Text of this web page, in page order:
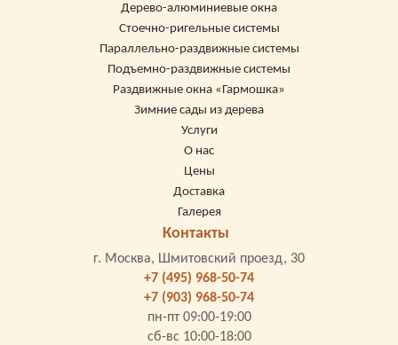
Дерево-алюминиевые окна
Стоечно-ригельные системы
Параллельно-раздвижные системы
Подъемно-раздвижные системы
Раздвижные окна «Гармошка»
Зимние сады из дерева
Услуги
О нас
Цены
Доставка
Галерея
Контакты
г. Москва, Шмитовский проезд, 30
+7 (495) 968-50-74
+7 (903) 968-50-74
пн-пт 09:00-19:00
сб-вс 10:00-18:00